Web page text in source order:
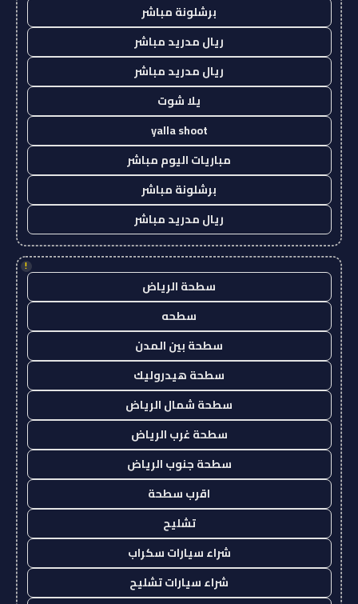
برشلونة مباشر
ريال مدريد مباشر
ريال مدريد مباشر
يلا شوت
yalla shoot
مباريات اليوم مباشر
برشلونة مباشر
ريال مدريد مباشر
!
سطحة الرياض
سطحه
سطحة بين المدن
سطحة هيدروليك
سطحة شمال الرياض
سطحة غرب الرياض
سطحة جنوب الرياض
اقرب سطحة
تشليح
شراء سيارات سكراب
شراء سيارات تشليح